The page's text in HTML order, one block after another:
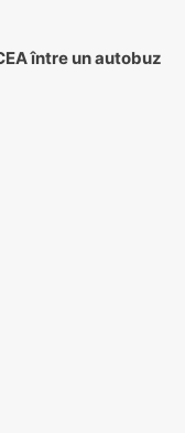
între un autobuz